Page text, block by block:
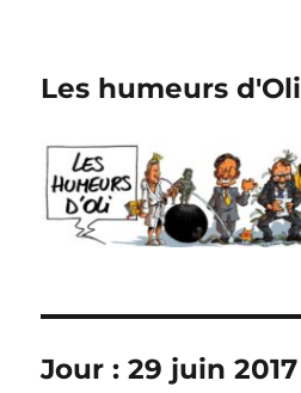
Les humeurs d'Oli
Jour :29 juin 2017